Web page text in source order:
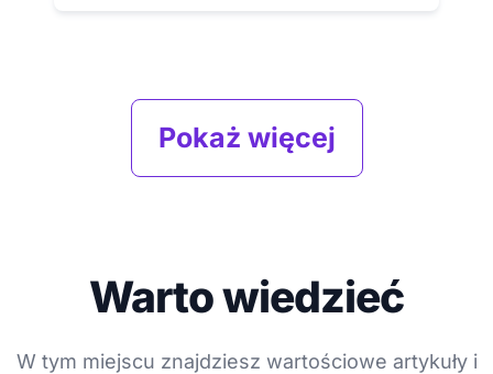
Pokaż więcej
Warto wiedzieć
W tym miejscu znajdziesz wartościowe artykuły i